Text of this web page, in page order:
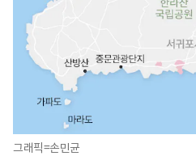
그래픽=손민균